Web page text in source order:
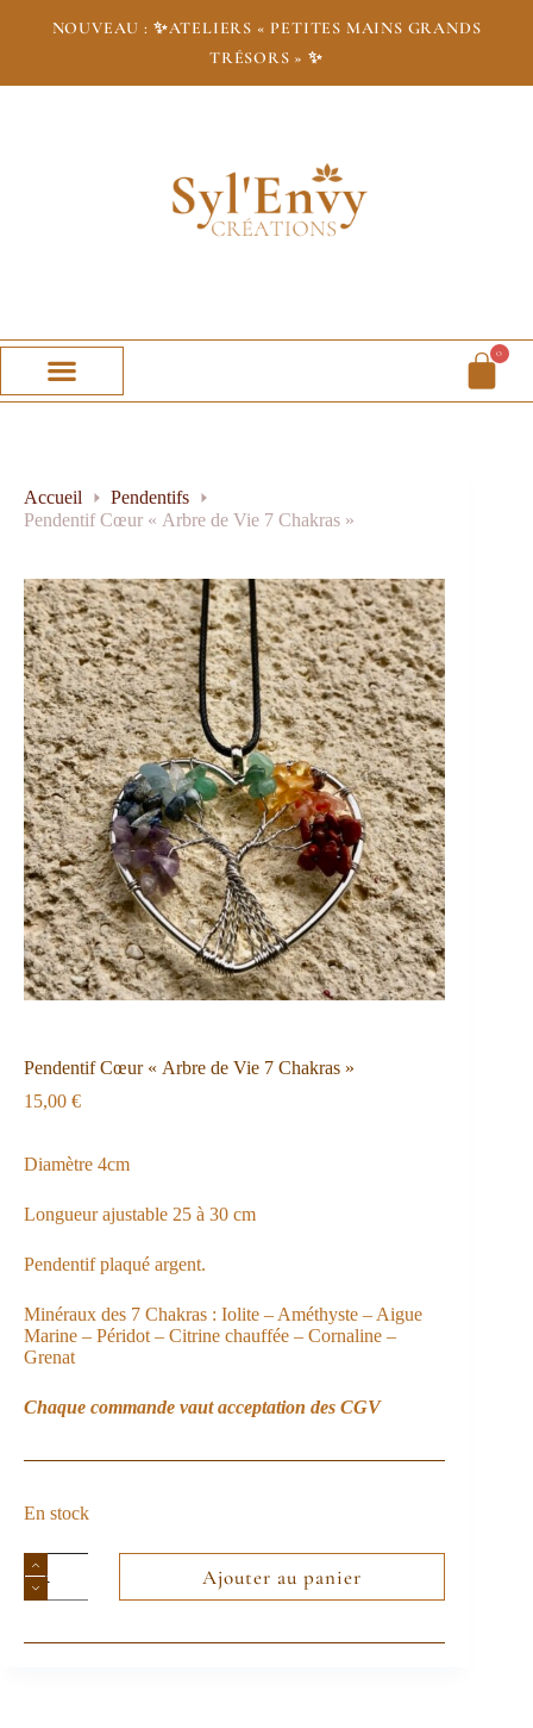
NOUVEAU : ✨ATELIERS « PETITES MAINS GRANDS
TRÉSORS » ✨
0
Accueil
Pendentifs
Pendentif Cœur « Arbre de Vie 7 Chakras »
Pendentif Cœur « Arbre de Vie 7 Chakras »
15,00 €
Diamètre 4cm
Longueur ajustable 25 à 30 cm
Pendentif plaqué argent.
Minéraux des 7 Chakras : Iolite – Améthyste – Aigue
Marine – Péridot – Citrine chauffée – Cornaline –
Grenat
Chaque commande vaut acceptation des CGV
En stock
Ajouter au panier